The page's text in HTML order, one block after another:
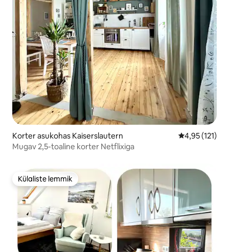
Korter asukohas Kaiserslautern Keskmine
4,95 (121)
Mugav 2,5-toaline korter Netflixiga
Külaliste lemmik
Külaliste lemmik